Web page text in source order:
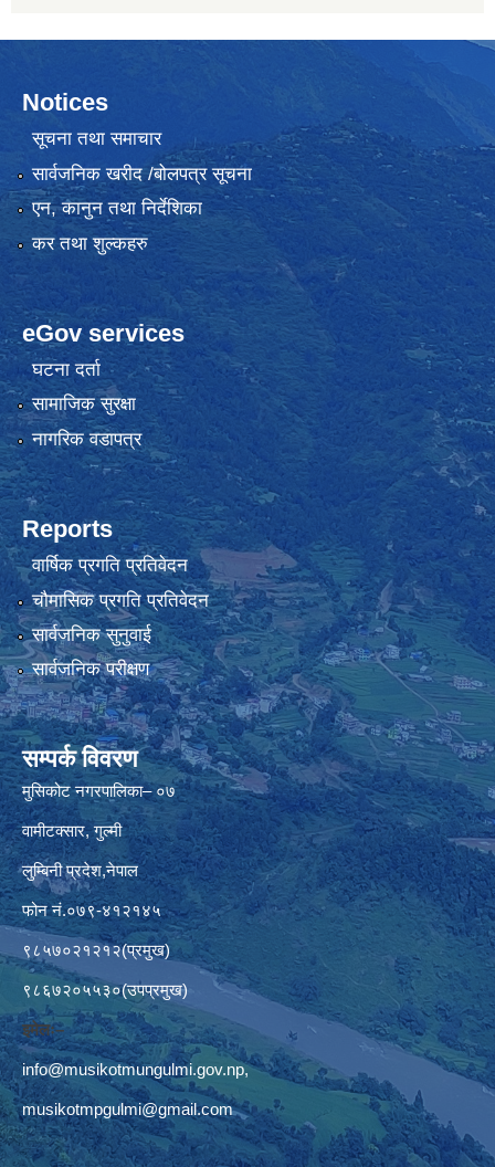
Notices
सूचना तथा समाचार
सार्वजनिक खरीद /बोलपत्र सूचना
एन, कानुन तथा निर्देशिका
कर तथा शुल्कहरु
eGov services
घटना दर्ता
सामाजिक सुरक्षा
नागरिक वडापत्र
Reports
वार्षिक प्रगति प्रतिवेदन
चौमासिक प्रगति प्रतिवेदन
सार्वजनिक सुनुवाई
सार्वजनिक परीक्षण
सम्पर्क विवरण
मुसिकोट नगरपालिका– ०७
वामीटक्सार, गुल्मी
लुम्बिनी प्रदेश,नेपाल
फोन नं.०७९-४१२१४५
९८५७०२१२१२(प्रमुख)
९८६७२०५५३०(उपप्रमुख)
इमेलः–
info@musikotmungulmi.gov.np,
musikotmpgulmi@gmail.com